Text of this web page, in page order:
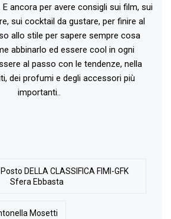
ancora per avere consigli sui film, sui
sui cocktail da gustare, per finire al
allo stile per sapere sempre cosa
abbinarlo ed essere cool in ogni
al passo con le tendenze, nella
dei profumi e degli accessori più
importanti..
DELLA CLASSIFICA FIMI-GFK
Sfera Ebbasta
Mosetti